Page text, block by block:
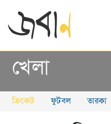
খেলা
ক্রিকেট ফুটবল তারকা